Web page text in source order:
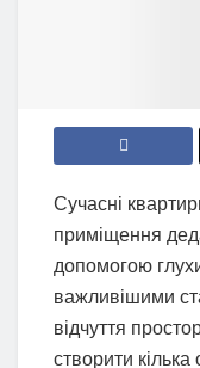
Сучасні
приміщення
допомогою
важливішими
відчуття
створити